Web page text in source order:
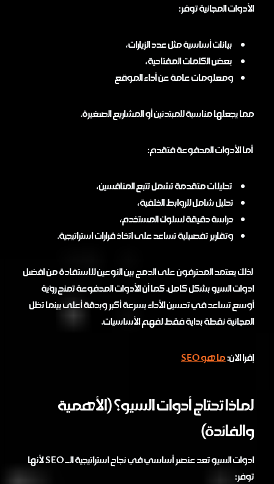
الأدوات المجانية توفر:
بيانات أساسية مثل عدد الزيارات،
بعض الكلمات المفتاحية،
ومعلومات عامة عن أداء الموقع
مما يجعلها مناسبة للمبتدئين أو المشاريع الصغيرة.
أما الأدوات المدفوعة فتقدم:
تحليلات متقدمة تشمل تتبع المنافسين،
تحليل شامل للروابط الخلفية،
دراسة دقيقة لسلوك المستخدم،
وتقارير تفصيلية تساعد على اتخاذ قرارات استراتيجية.
لذلك يعتمد المحترفون على الدمج بين النوعين للاستفادة من افضل
ادوات السيو بشكل كامل. كما أن الأدوات المدفوعة تمنح رؤية
أوسع تساعد في تحسين الأداء بسرعة أكبر وبدقة أعلى بينما تظل
المجانية نقطة بداية فقط لفهم الأساسيات.
إقرا الان:ما هو SEO
لماذا تحتاج أدوات السيو؟ (الأهمية
والفائدة)
ادوات السيو تعد عنصر أساسي في نجاح استراتيجية الـ SEO لأنها
توفر: